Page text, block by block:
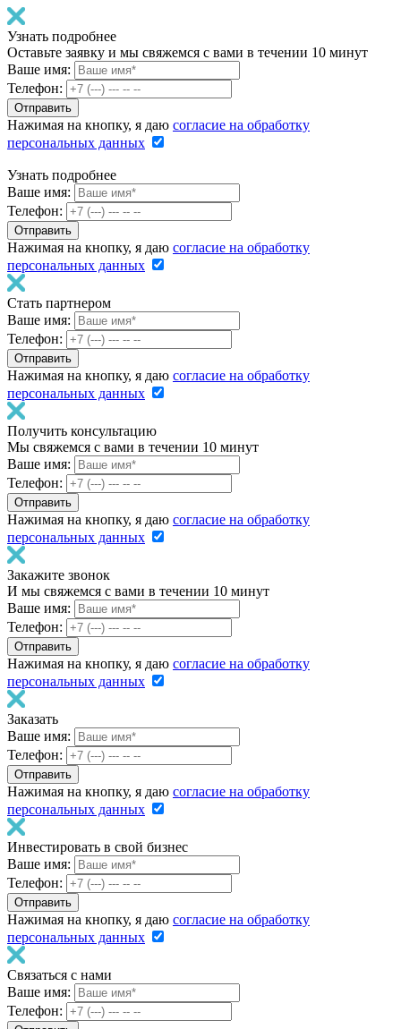
Узнать подробнее
Оставьте заявку и мы свяжемся с вами в течении 10 минут
Ваше имя:
Телефон:
Нажимая на кнопку, я даю согласие на обработку
персональных данных
Узнать подробнее
Ваше имя:
Телефон:
Нажимая на кнопку, я даю согласие на обработку
персональных данных
Стать партнером
Ваше имя:
Телефон:
Нажимая на кнопку, я даю согласие на обработку
персональных данных
Получить консультацию
Мы свяжемся с вами в течении 10 минут
Ваше имя:
Телефон:
Нажимая на кнопку, я даю согласие на обработку
персональных данных
Закажите звонок
И мы свяжемся с вами в течении 10 минут
Ваше имя:
Телефон:
Нажимая на кнопку, я даю согласие на обработку
персональных данных
Заказать
Ваше имя:
Телефон:
Нажимая на кнопку, я даю согласие на обработку
персональных данных
Инвестировать в свой бизнес
Ваше имя:
Телефон:
Нажимая на кнопку, я даю согласие на обработку
персональных данных
Связаться с нами
Ваше имя:
Телефон: